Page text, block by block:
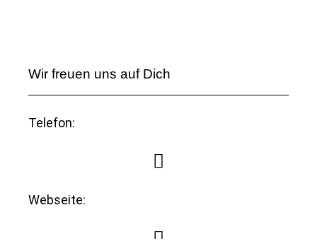
Wir freuen uns auf Dich
Telefon:
Webseite: